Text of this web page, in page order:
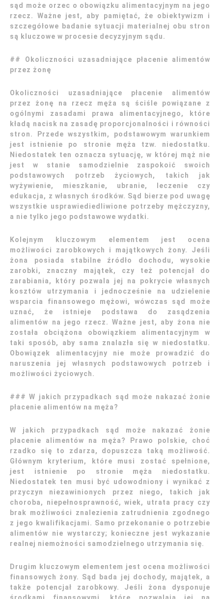
sąd może orzec o obowiązku alimentacyjnym na jego
rzecz. Ważne jest, aby pamiętać, że obiektywizm i
szczegółowe badanie sytuacji materialnej obu stron
są kluczowe w procesie decyzyjnym sądu.
## Okoliczności uzasadniające płacenie alimentów
przez żonę
Okoliczności uzasadniające płacenie alimentów
przez żonę na rzecz męża są ściśle powiązane z
ogólnymi zasadami prawa alimentacyjnego, które
kładą nacisk na zasadę proporcjonalności i równości
stron. Przede wszystkim, podstawowym warunkiem
jest istnienie po stronie męża tzw. niedostatku.
Niedostatek ten oznacza sytuację, w której mąż nie
jest w stanie samodzielnie zaspokoić swoich
podstawowych potrzeb życiowych, takich jak
wyżywienie, mieszkanie, ubranie, leczenie czy
edukacja, z własnych środków. Sąd bierze pod uwagę
wszystkie usprawiediedliwione potrzeby mężczyzny,
a nie tylko jego podstawowe wydatki.
Kolejnym kluczowym elementem jest ocena
możliwości zarobkowych i majątkowych żony. Jeśli
żona posiada stabilne źródło dochodu, wysokie
zarobki, znaczny majątek, czy też potencjał do
zarabiania, który pozwala jej na pokrycie własnych
kosztów utrzymania i jednocześnie na udzielenie
wsparcia finansowego mężowi, wówczas sąd może
uznać, że istnieje podstawa do zasądzenia
alimentów na jego rzecz. Ważne jest, aby żona nie
została obciążona obowiązkiem alimentacyjnym w
taki sposób, aby sama znalazła się w niedostatku.
Obowiązek alimentacyjny nie może prowadzić do
naruszenia jej własnych podstawowych potrzeb i
możliwości życiowych.
### W jakich przypadkach sąd może nakazać żonie
płacenie alimentów na męża?
W jakich przypadkach sąd może nakazać żonie
płacenie alimentów na męża? Prawo polskie, choć
rzadko się to zdarza, dopuszcza taką możliwość.
Głównym kryterium, które musi zostać spełnione,
jest istnienie po stronie męża niedostatku.
Niedostatek ten musi być udowodniony i wynikać z
przyczyn niezawinionych przez niego, takich jak
choroba, niepełnosprawność, wiek, utrata pracy czy
brak możliwości znalezienia zatrudnienia zgodnego
z jego kwalifikacjami. Samo przekonanie o potrzebie
alimentów nie wystarczy; konieczne jest wykazanie
realnej niemożności samodzielnego utrzymania się.
Drugim kluczowym elementem jest ocena możliwości
finansowych żony. Sąd bada jej dochody, majątek, a
także potencjał zarobkowy. Jeśli żona dysponuje